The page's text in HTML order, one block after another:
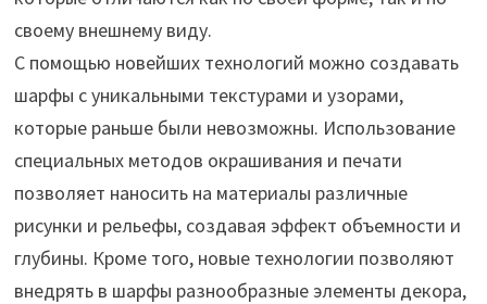
своему внешнему виду.
С помощью новейших технологий можно создавать
шарфы с уникальными текстурами и узорами,
которые раньше были невозможны. Использование
специальных методов окрашивания и печати
позволяет наносить на материалы различные
рисунки и рельефы, создавая эффект объемности и
глубины. Кроме того, новые технологии позволяют
внедрять в шарфы разнообразные элементы декора,